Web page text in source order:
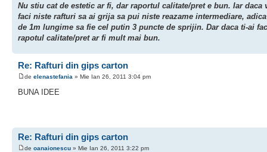
Nu stiu cat de estetic ar fi, dar raportul calitate/pret e bun. Iar daca
faci niste rafturi sa ai grija sa pui niste reazame intermediare,
de 1m lungime sa fie cel putin 3 puncte de sprijin. Dar daca ti-ai
rapotul calitate/pret ar fi mult mai bun.
Re: Rafturi din gips carton
de elenastefania » Mie Ian 26, 2011 3:04 pm
BUNA IDEE
Re: Rafturi din gips carton
de oanaionescu » Mie Ian 26, 2011 3:22 pm